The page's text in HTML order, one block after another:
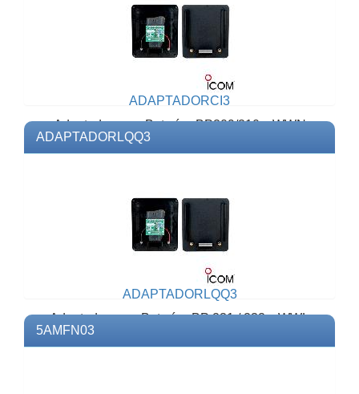
ADAPTADORCI3
Adaptador para Baterías BP209/210 y WWN
BP209, opera con Analizadores1A, 3A y
6AModelo: ADAPTADORCI3...
ADAPTADORLQQ3
ADAPTADORLQQ3
Adaptador para Baterías BP 231 / 232 y WWL
BP231, opera conAnalizadores 1A, 3A y
6AModelo: ADAPTADOR...
5AMFN03